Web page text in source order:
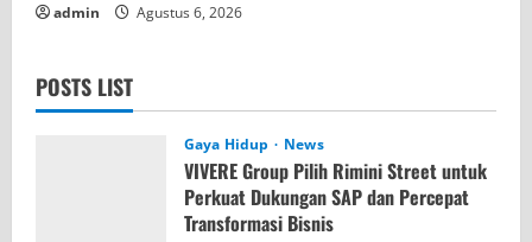
admin Agustus 6, 2026
POSTS LIST
Gaya Hidup News
VIVERE Group Pilih Rimini Street untuk
Perkuat Dukungan SAP dan Percepat
Transformasi Bisnis